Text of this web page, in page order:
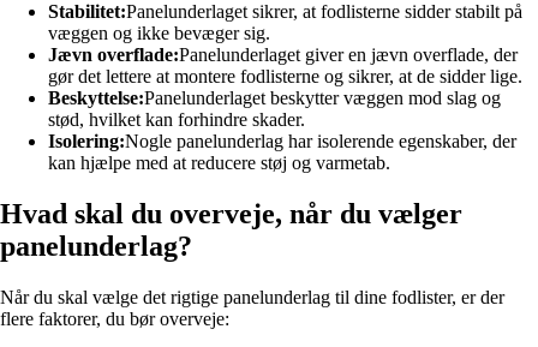
Stabilitet:Panelunderlaget sikrer, at fodlisterne sidder stabilt på
væggen og ikke bevæger sig.
Jævn overflade:Panelunderlaget giver en jævn overflade, der
gør det lettere at montere fodlisterne og sikrer, at de sidder lige.
Beskyttelse:Panelunderlaget beskytter væggen mod slag og
stød, hvilket kan forhindre skader.
Isolering:Nogle panelunderlag har isolerende egenskaber, der
kan hjælpe med at reducere støj og varmetab.
Hvad skal du overveje, når du vælger
panelunderlag?
Når du skal vælge det rigtige panelunderlag til dine fodlister, er der
flere faktorer, du bør overveje: